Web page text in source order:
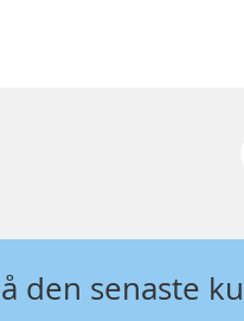
den senaste